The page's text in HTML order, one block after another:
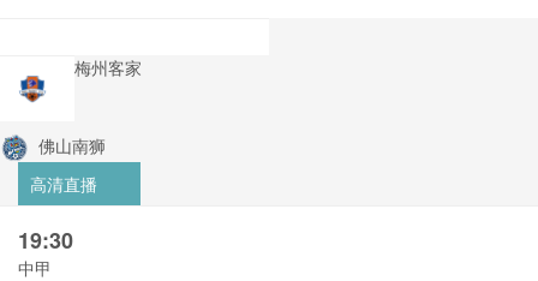
梅州客家
佛山南狮
高清直播
19:30
中甲